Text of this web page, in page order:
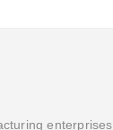
enterprises